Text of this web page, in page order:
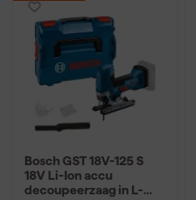
Bosch GST 18V-125 S
18V Li-Ion accu
decoupeerzaag in L-